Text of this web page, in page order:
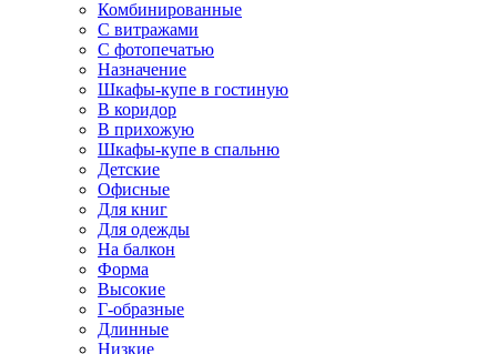
Комбинированные
С витражами
С фотопечатью
Назначение
Шкафы-купе в гостиную
В коридор
В прихожую
Шкафы-купе в спальню
Детские
Офисные
Для книг
Для одежды
На балкон
Форма
Высокие
Г-образные
Длинные
Низкие